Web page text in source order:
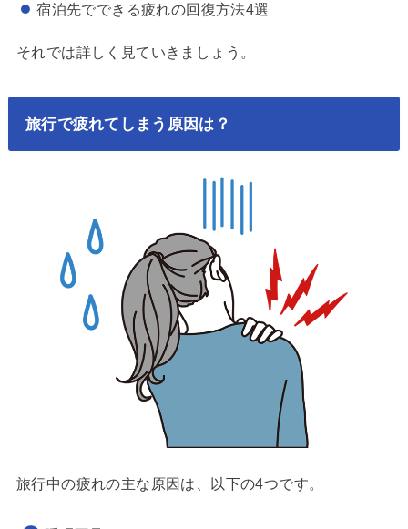
宿泊先でできる疲れの回復方法4選
それでは詳しく見ていきましょう。
旅行で疲れてしまう原因は？
旅行中の疲れの主な原因は、以下の4つです。